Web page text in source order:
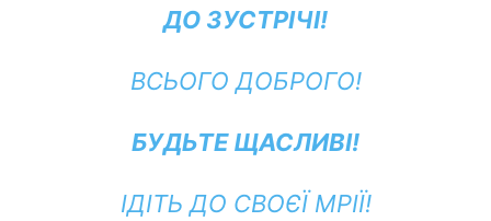
ДО ЗУСТРІЧІ!
ВСЬОГО ДОБРОГО!
БУДЬТЕ ЩАСЛИВІ!
ІДІТЬ ДО СВОЄЇ МРІЇ!